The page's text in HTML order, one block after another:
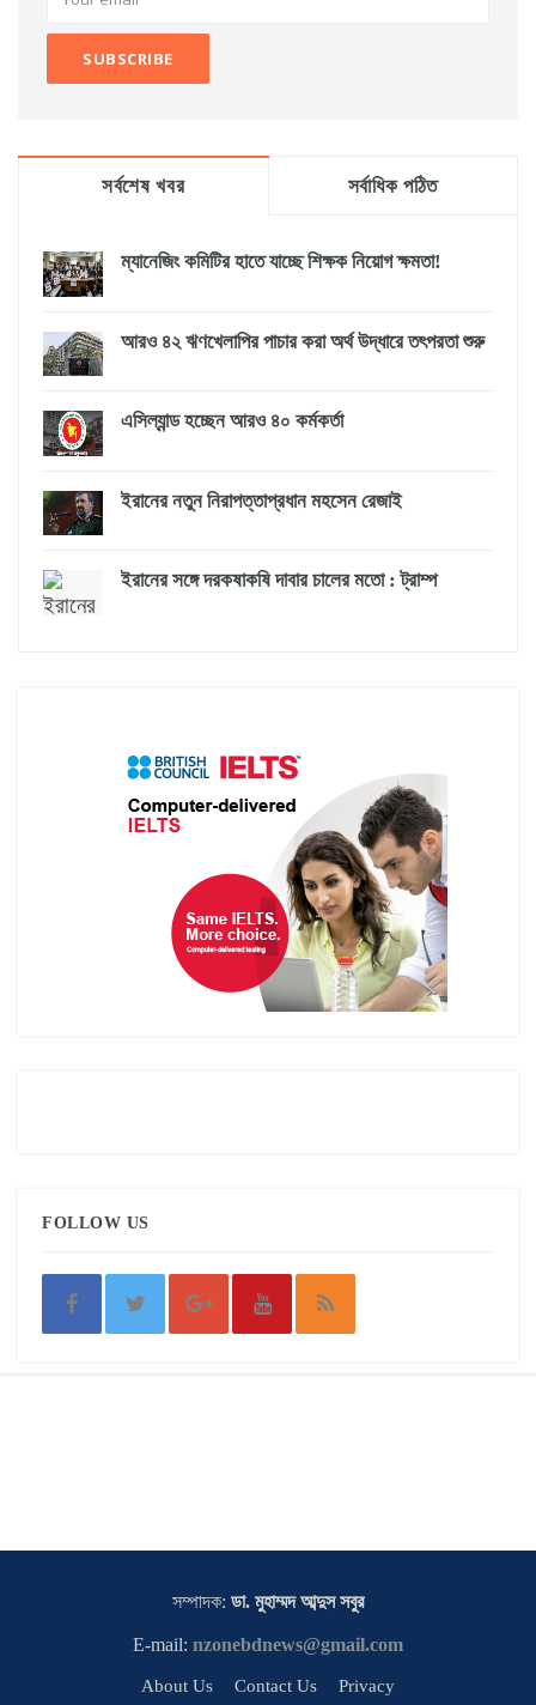
সর্বশেষ খবর সর্বাধিক পঠিত
ম্যানেজিং কমিটির হাতে যাচ্ছে শিক্ষক নিয়োগ ক্ষমতা!
আরও ৪২ ঋণখেলাপির পাচার করা অর্থ উদ্ধারে তৎপরতা শুরু
এসিল্যান্ড হচ্ছেন আরও ৪০ কর্মকর্তা
ইরানের নতুন নিরাপত্তাপ্রধান মহসেন রেজাই
ইরানের সঙ্গে দরকষাকষি দাবার চালের মতো : ট্রাম্প
FOLLOW US
সম্পাদক: ডা. মুহাম্মদ আব্দুস সবুর
E-mail: nzonebdnews@gmail.com
About Us Contact Us Privacy